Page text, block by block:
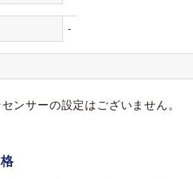
-
ンサーの設定はございません。